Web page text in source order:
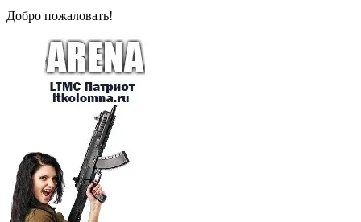
Добро пожаловать!